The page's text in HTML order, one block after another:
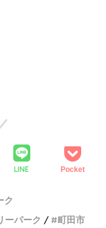
LINE Pocket
ク
ーパーク 町田市